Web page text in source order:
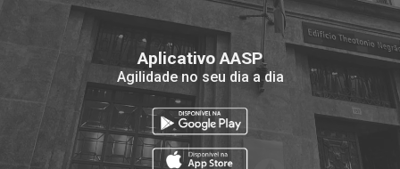
Aplicativo AASP
Agilidade no seu dia a dia